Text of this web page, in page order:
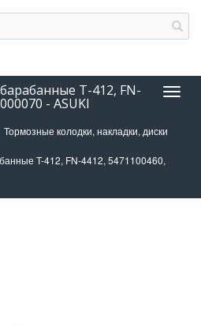
T-412, FN-
- ASUKI
Тормозные колодки, накладки, диски
T-412, FN-4412, 5471100460,